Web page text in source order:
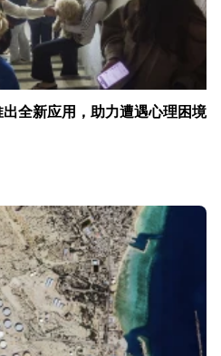
全新应用，助力遭遇心理困境